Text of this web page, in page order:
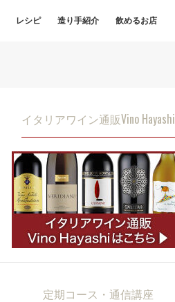
レシピ 造り手紹介 飲めるお店
イタリアワイン通販Vino Hayashi
定期コース・通信講座